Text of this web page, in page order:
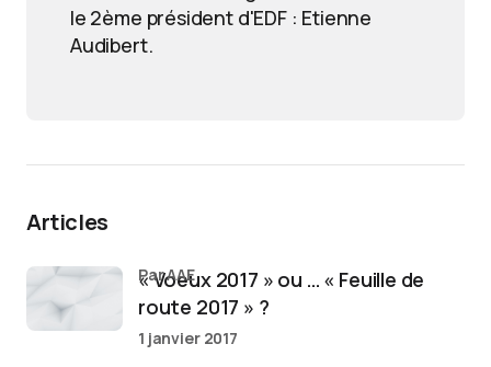
le 2ème président d'EDF : Etienne
Audibert.
Articles
« Voeux 2017 » ou … « Feuille de
route 2017 » ?
par AAE
1 janvier 2017